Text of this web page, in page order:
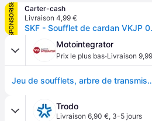
SPONSORISÉ
Carter-cash
Livraison 4,99 €
SKF -
Motointegrator
Prix le plus bas·Livraison
Jeu de soufflets, arbre de
Trodo
Livraison 6,90 €, 3-5 jours